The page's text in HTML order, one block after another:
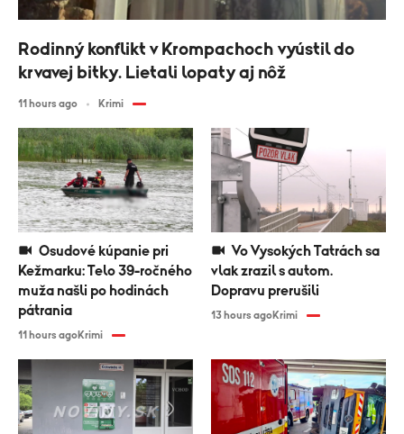
Rodinný konflikt v Krompachoch vyústil do
krvavej bitky. Lietali lopaty aj nôž
11 hours ago Krimi
Kežmarku: Telo 39-ročného
muža našli po hodinách
pátrania
11 hours agoKrimi
vlak zrazil s autom.
Dopravu prerušili
13 hours agoKrimi